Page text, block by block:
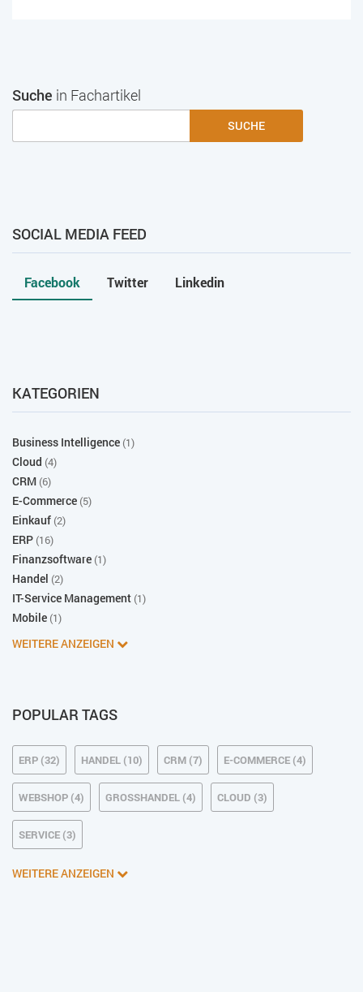
Suche in Fachartikel
SUCHE
SOCIAL MEDIA FEED
Facebook Twitter Linkedin
KATEGORIEN
Business Intelligence (1)
Cloud (4)
CRM (6)
E-Commerce (5)
Einkauf (2)
ERP (16)
Finanzsoftware (1)
Handel (2)
IT-Service Management (1)
Mobile (1)
WEITERE ANZEIGEN
POPULAR TAGS
ERP (32) HANDEL (10) CRM (7) E-COMMERCE (4)
WEBSHOP (4) GROSSHANDEL (4) CLOUD (3)
SERVICE (3)
WEITERE ANZEIGEN